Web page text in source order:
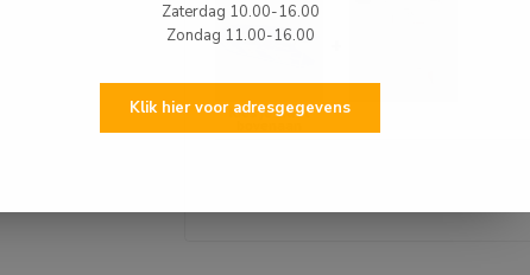
Zaterdag 10.00-16.00
Zondag 11.00-16.00
Klik hier voor adresgegevens